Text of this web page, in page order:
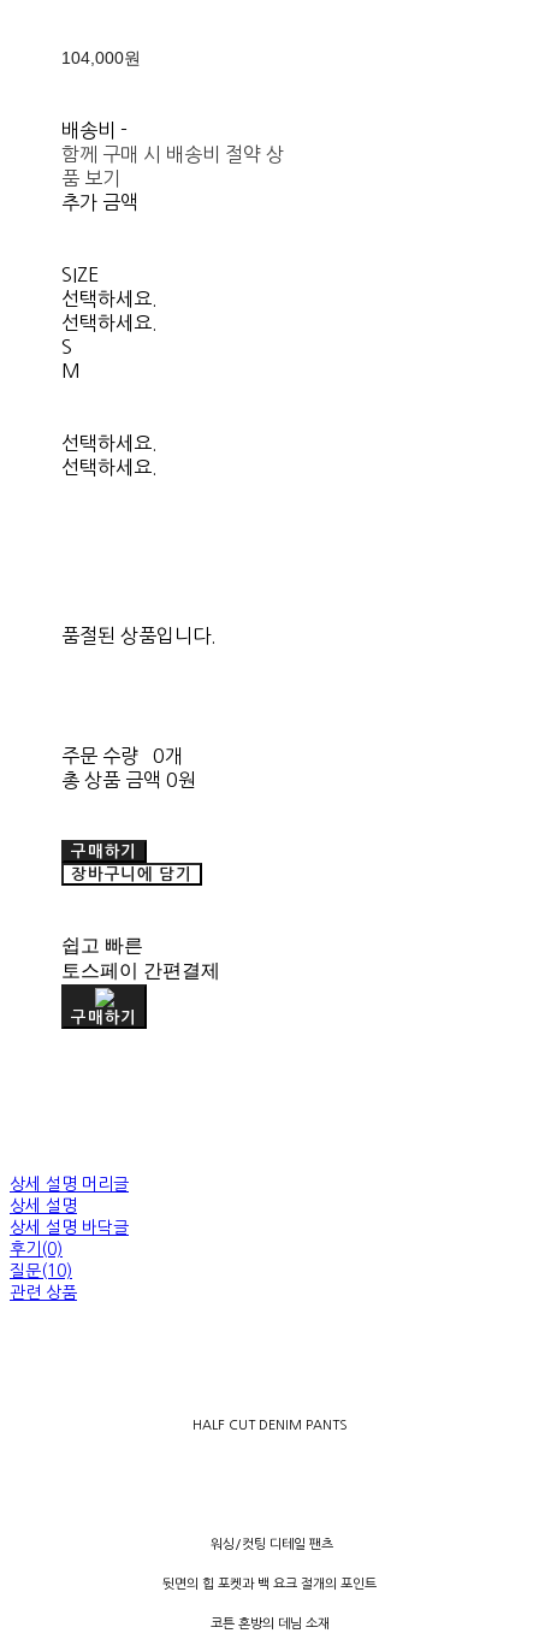
104,000원
배송비-
함께 구매 시 배송비 절약 상
품 보기
추가 금액
SIZE
선택하세요.
선택하세요.
S
M
선택하세요.
선택하세요.
품절된 상품입니다.
주문 수량
0개
총 상품 금액 0원
구매하기
장바구니에 담기
쉽고 빠른
토스페이 간편결제
구매하기
상세 설명 머리글
상세 설명
상세 설명 바닥글
후기(0)
질문(10)
관련 상품
HALF CUT DENIM PANTS
워싱/컷팅 디테일 팬츠
뒷면의 힙 포켓과 백 요크 절개의 포인트
코튼 혼방의 데님 소재